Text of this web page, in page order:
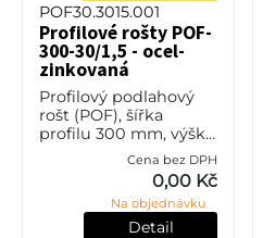
POF30.3015.001
Profilové rošty POF-
300-30/1,5 - ocel-
zinkovaná
Profilový podlahový
rošt (POF), šířka
profilu 300 mm, výška
30 mm, síla 1,5 mm,
ocel S235JR (ST37.2
nebo také ČSN 11373) v
povrchové úpravě
Cena bez DPH
0,00 Kč
Na objednávku
Detail